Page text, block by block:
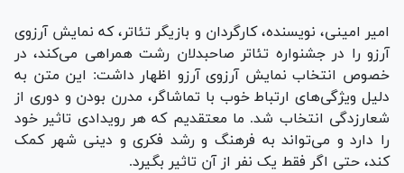
امیر امینی، نویسنده، کارگردان و بازیگر تئاتر، که نمایش آرزوی
آرزو را در جشنواره تئاتر صاحبدلان رشت همراهی می‌کند، در
خصوص انتخاب نمایش آرزوی آرزو اظهار داشت: این متن به
دلیل ویژگی‌های ارتباط خوب با تماشاگر، مدرن بودن و دوری از
شعارزدگی انتخاب شد. ما معتقدیم که هر رویدادی تاثیر خود
را دارد و می‌تواند به فرهنگ و رشد فکری و دینی شهر کمک
کند، حتی اگر فقط یک نفر از آن تاثیر بگیرد.